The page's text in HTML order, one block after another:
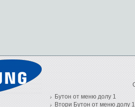
Бутон от меню долу 1
Втори Бутон от меню долу 1